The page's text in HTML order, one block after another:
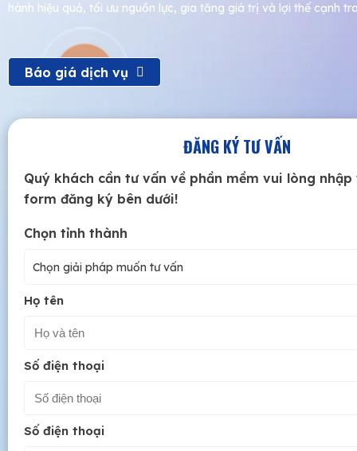
hành hiệu quả, tối ưu nguồn lực, gia tăng giá trị và lợi thế cạnh
Báo giá dịch vụ
ĐĂNG KÝ TƯ VẤN
Quý khách cần tư vấn về phần mềm vui lòng
form đăng ký bên dưới!
Chọn tỉnh thành
Chọn giải pháp muốn tư vấn
Họ tên
Số điện thoại
Số điện thoại